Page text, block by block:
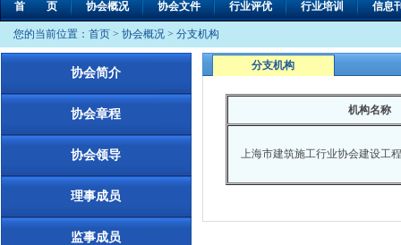
首 页 协会概况 协会文件 行业评优 行业培训 信息
您的当前位置： 首页 > 协会概况 > 分支机构
协会简介
协会章程
协会领导
理事成员
监事成员
分支机构
机构名称
上海市建筑施工行业协会建设工